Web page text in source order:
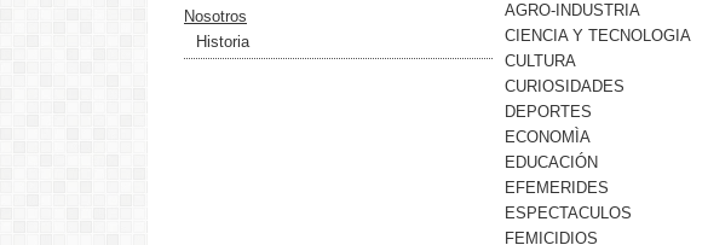
Nosotros
Historia
AGRO-INDUSTRIA
CIENCIA Y TECNOLOGIA
CULTURA
CURIOSIDADES
DEPORTES
ECONOMÌA
EDUCACIÓN
EFEMERIDES
ESPECTACULOS
FEMICIDIOS